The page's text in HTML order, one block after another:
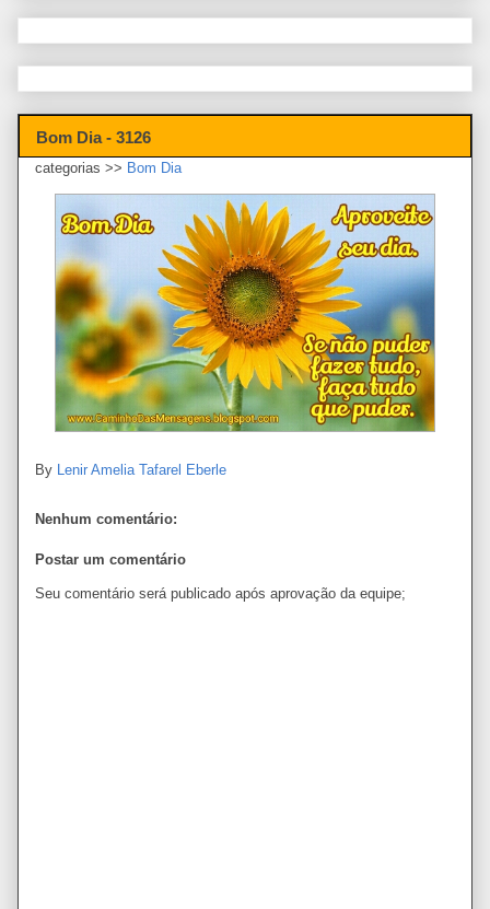
Bom Dia - 3126
categorias >> Bom Dia
By Lenir Amelia Tafarel Eberle
Nenhum comentário:
Postar um comentário
Seu comentário será publicado após aprovação da equipe;